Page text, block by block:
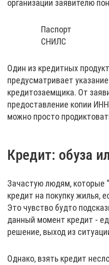
организации заявителю
Паспорт
СНИЛС
Один из кредитных
предусматривает
кредитозаемщика. От
предоставление копии
можно просто
Кредит: обуза
Зачастую людям, которые
кредит на покупку жилья,
Это чувство будто
данный момент кредит -
решение, выход из
Однако, взять кредит